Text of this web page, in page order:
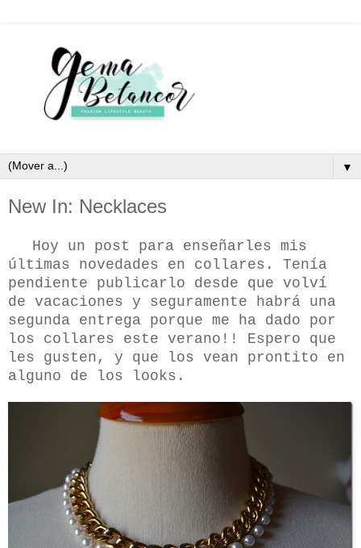
▼
New In: Necklaces
Hoy un post para enseñarles mis
últimas novedades en collares. Tenía
pendiente publicarlo desde que volví
de vacaciones y seguramente habrá una
segunda entrega porque me ha dado por
los collares este verano!! Espero que
les gusten, y que los vean prontito en
alguno de los looks.